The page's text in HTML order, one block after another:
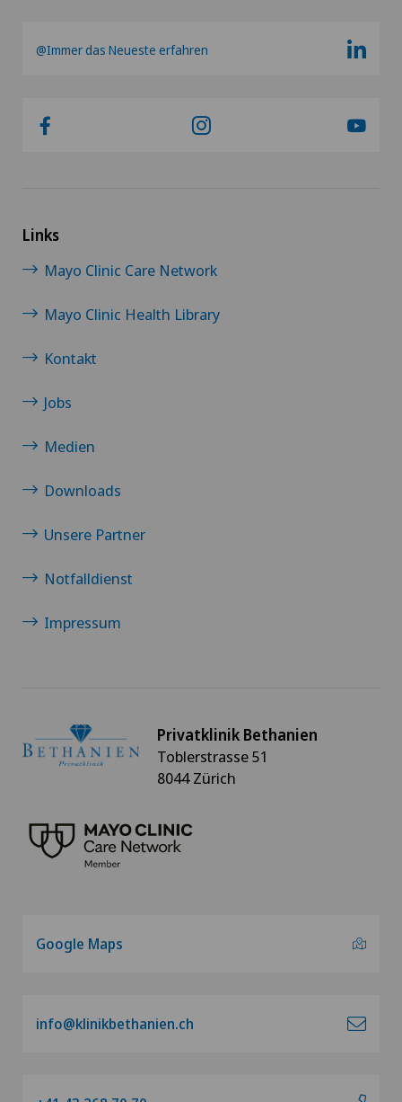
@Immer das Neueste erfahren
Links
Mayo Clinic Care Network
Mayo Clinic Health Library
Kontakt
Jobs
Medien
Downloads
Unsere Partner
Notfalldienst
Impressum
Privatklinik Bethanien
Toblerstrasse 51
8044 Zürich
Google Maps
info@klinikbethanien.ch